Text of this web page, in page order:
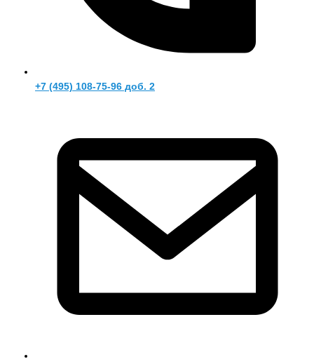
+7 (495) 108-75-96 доб. 2